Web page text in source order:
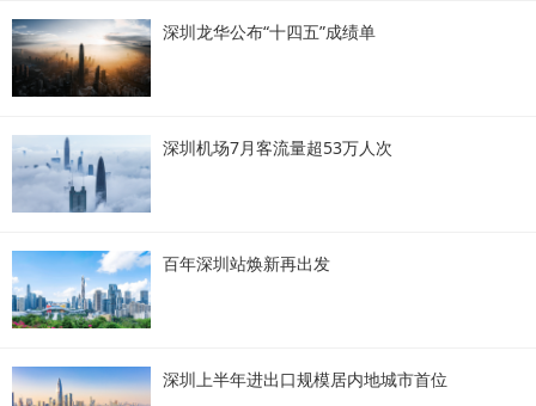
深圳龙华公布“十四五”成绩单
深圳机场7月客流量超53万人次
百年深圳站焕新再出发
深圳上半年进出口规模居内地城市首位